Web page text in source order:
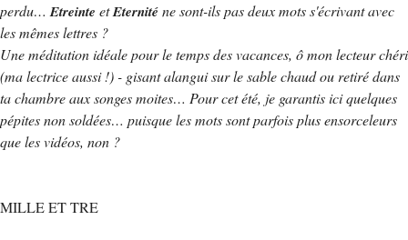
perdu…Etreinte etEterniténe sont-ils pas deux mots s'écrivant avec
les mêmes lettres ?
Une méditation idéale pour le temps des vacances, ô mon lecteur chéri
(ma lectrice aussi !) - gisant alangui sur le sable chaud ou retiré dans
ta chambre aux songes moites… Pour cet été, je garantis ici quelques
pépites non soldées… puisque les mots sont parfois plus ensorceleurs
que les vidéos, non ?
MILLE ET TRE